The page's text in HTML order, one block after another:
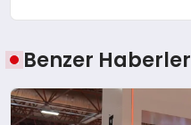
Benzer Haberler